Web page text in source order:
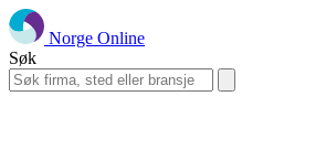
Norge Online
Søk